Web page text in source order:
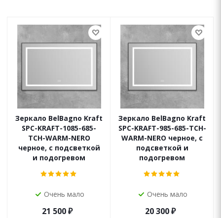
Зеркало BelBagno Kraft
SPC-KRAFT-1085-685-
TCH-WARM-NERO
черное, с подсветкой
и подогревом
Очень мало
21 500₽
Зеркало BelBagno Kraft
SPC-KRAFT-985-685-TCH-
WARM-NERO черное, с
подсветкой и
подогревом
Очень мало
20 300₽